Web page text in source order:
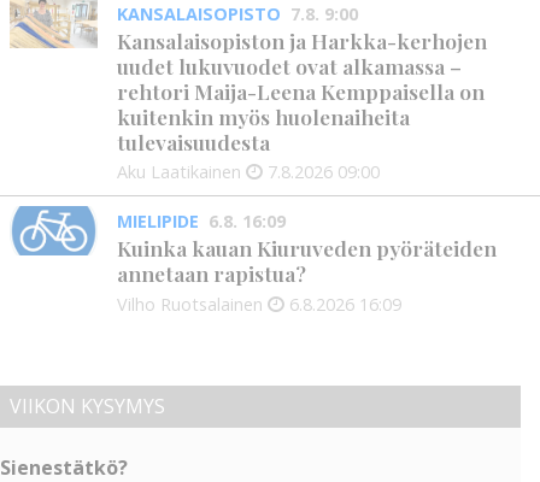
KANSALAISOPISTO 7.8. 9:00
Kansalaisopiston ja Harkka-kerhojen
uudet lukuvuodet ovat alkamassa –
rehtori Maija-Leena Kemppaisella on
kuitenkin myös huolenaiheita
tulevaisuudesta
Aku Laatikainen 7.8.2026 09:00
MIELIPIDE 6.8. 16:09
Kuinka kauan Kiuruveden pyöräteiden
annetaan rapistua?
Vilho Ruotsalainen 6.8.2026 16:09
VIIKON KYSYMYS
Sienestätkö?